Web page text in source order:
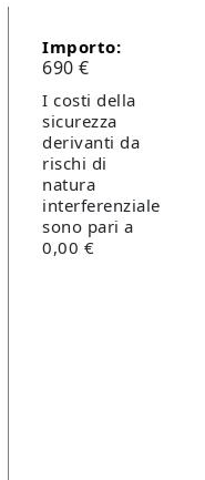
Importo:
690 €
I costi della
sicurezza
derivanti da
rischi di
natura
interferenziale
sono pari a
0,00 €